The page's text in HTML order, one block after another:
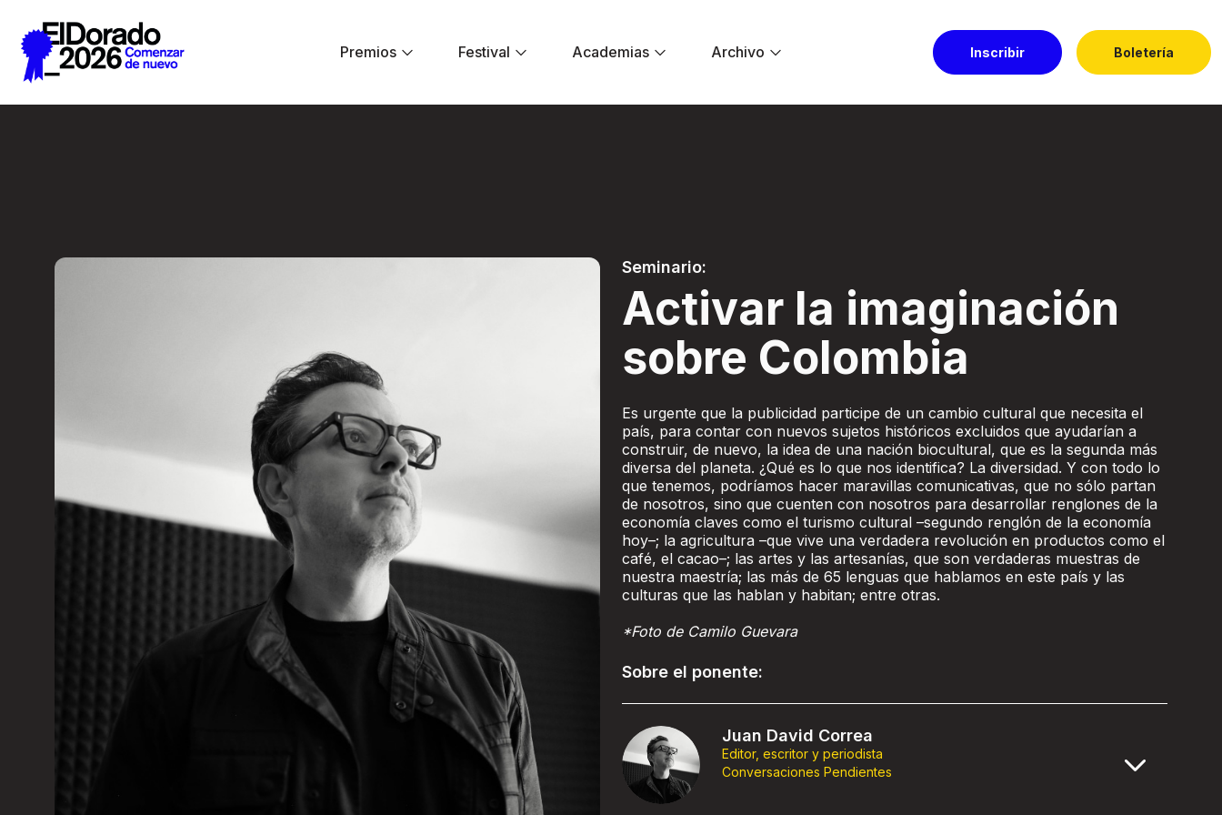
Premios
Festival Academias Archivo Inscribir Boletería
Seminario:
Activar la imaginación
sobre Colombia
Es urgente que la publicidad participe de un cambio cultural que necesita el
país, para contar con nuevos sujetos históricos excluidos que ayudarían a
construir, de nuevo, la idea de una nación biocultural, que es la segunda más
diversa del planeta. ¿Qué es lo que nos identifica? La diversidad. Y con todo lo
que tenemos, podríamos hacer maravillas comunicativas, que no sólo partan
de nosotros, sino que cuenten con nosotros para desarrollar renglones de la
economía claves como el turismo cultural –segundo renglón de la economía
hoy–; la agricultura –que vive una verdadera revolución en productos como el
café, el cacao–; las artes y las artesanías, que son verdaderas muestras de
nuestra maestría; las más de 65 lenguas que hablamos en este país y las
culturas que las hablan y habitan; entre otras.
*Foto de Camilo Guevara
Sobre el ponente:
Juan David Correa
Editor, escritor y periodista
Conversaciones Pendientes